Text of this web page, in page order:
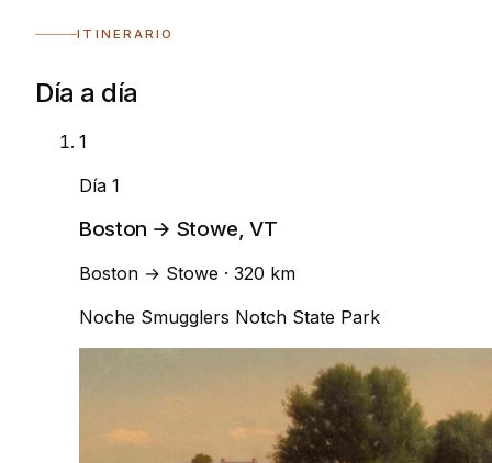
ITINERARIO
Día a día
1
Día 1
Boston → Stowe, VT
Boston → Stowe · 320 km
Noche Smugglers Notch State Park